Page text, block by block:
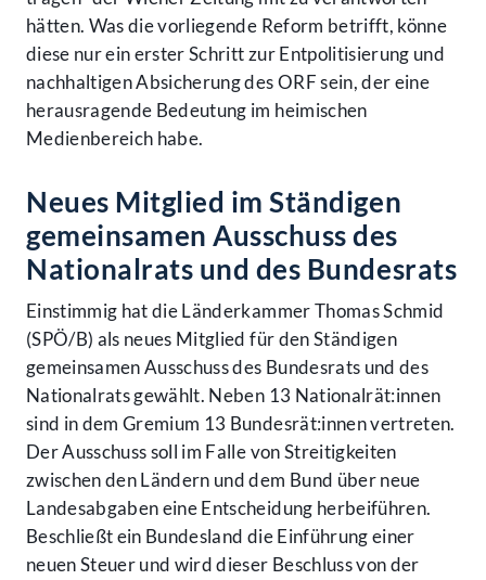
hätten. Was die vorliegende Reform betrifft, könne
diese nur ein erster Schritt zur Entpolitisierung und
nachhaltigen Absicherung des ORF sein, der eine
herausragende Bedeutung im heimischen
Medienbereich habe.
Neues Mitglied im Ständigen
gemeinsamen Ausschuss des
Nationalrats und des Bundesrats
Einstimmig hat die Länderkammer Thomas Schmid
(SPÖ/B) als neues Mitglied für den Ständigen
gemeinsamen Ausschuss des Bundesrats und des
Nationalrats gewählt. Neben 13 Nationalrät:innen
sind in dem Gremium 13 Bundesrät:innen vertreten.
Der Ausschuss soll im Falle von Streitigkeiten
zwischen den Ländern und dem Bund über neue
Landesabgaben eine Entscheidung herbeiführen.
Beschließt ein Bundesland die Einführung einer
neuen Steuer und wird dieser Beschluss von der